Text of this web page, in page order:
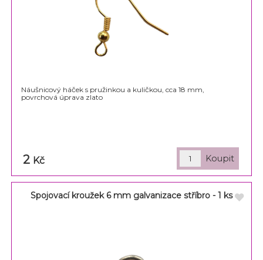
Náušnicový háček s pružinkou a kuličkou, cca 18 mm,
povrchová úprava zlato
2 Kč
Spojovací kroužek 6 mm galvanizace stříbro - 1 ks